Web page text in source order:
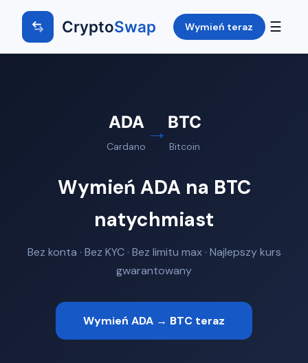
CryptoSwap Wymień teraz ☰
ADA
Cardano
→ BTC
Bitcoin
Wymień ADA na BTC
natychmiast
Bez konta · Bez KYC · Bez limitu max · Najlepszy kurs
gwarantowany
Wymień ADA → BTC teraz